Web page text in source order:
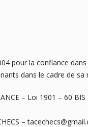
pour la confiance
dans le cadre de sa
– Loi 1901 – 60
–